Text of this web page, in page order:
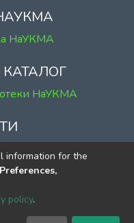
НаУКМА
НаУКМА
Сковороди, 2
31
information for the
policy.